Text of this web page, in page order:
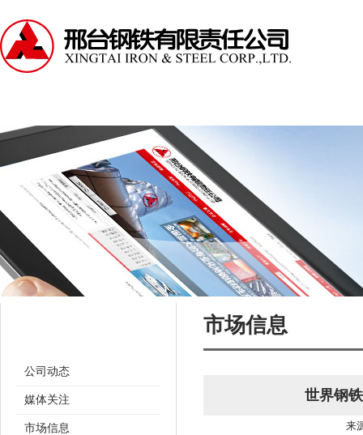
公司动态
媒体关注
市场信息
市场信息
世界钢
来